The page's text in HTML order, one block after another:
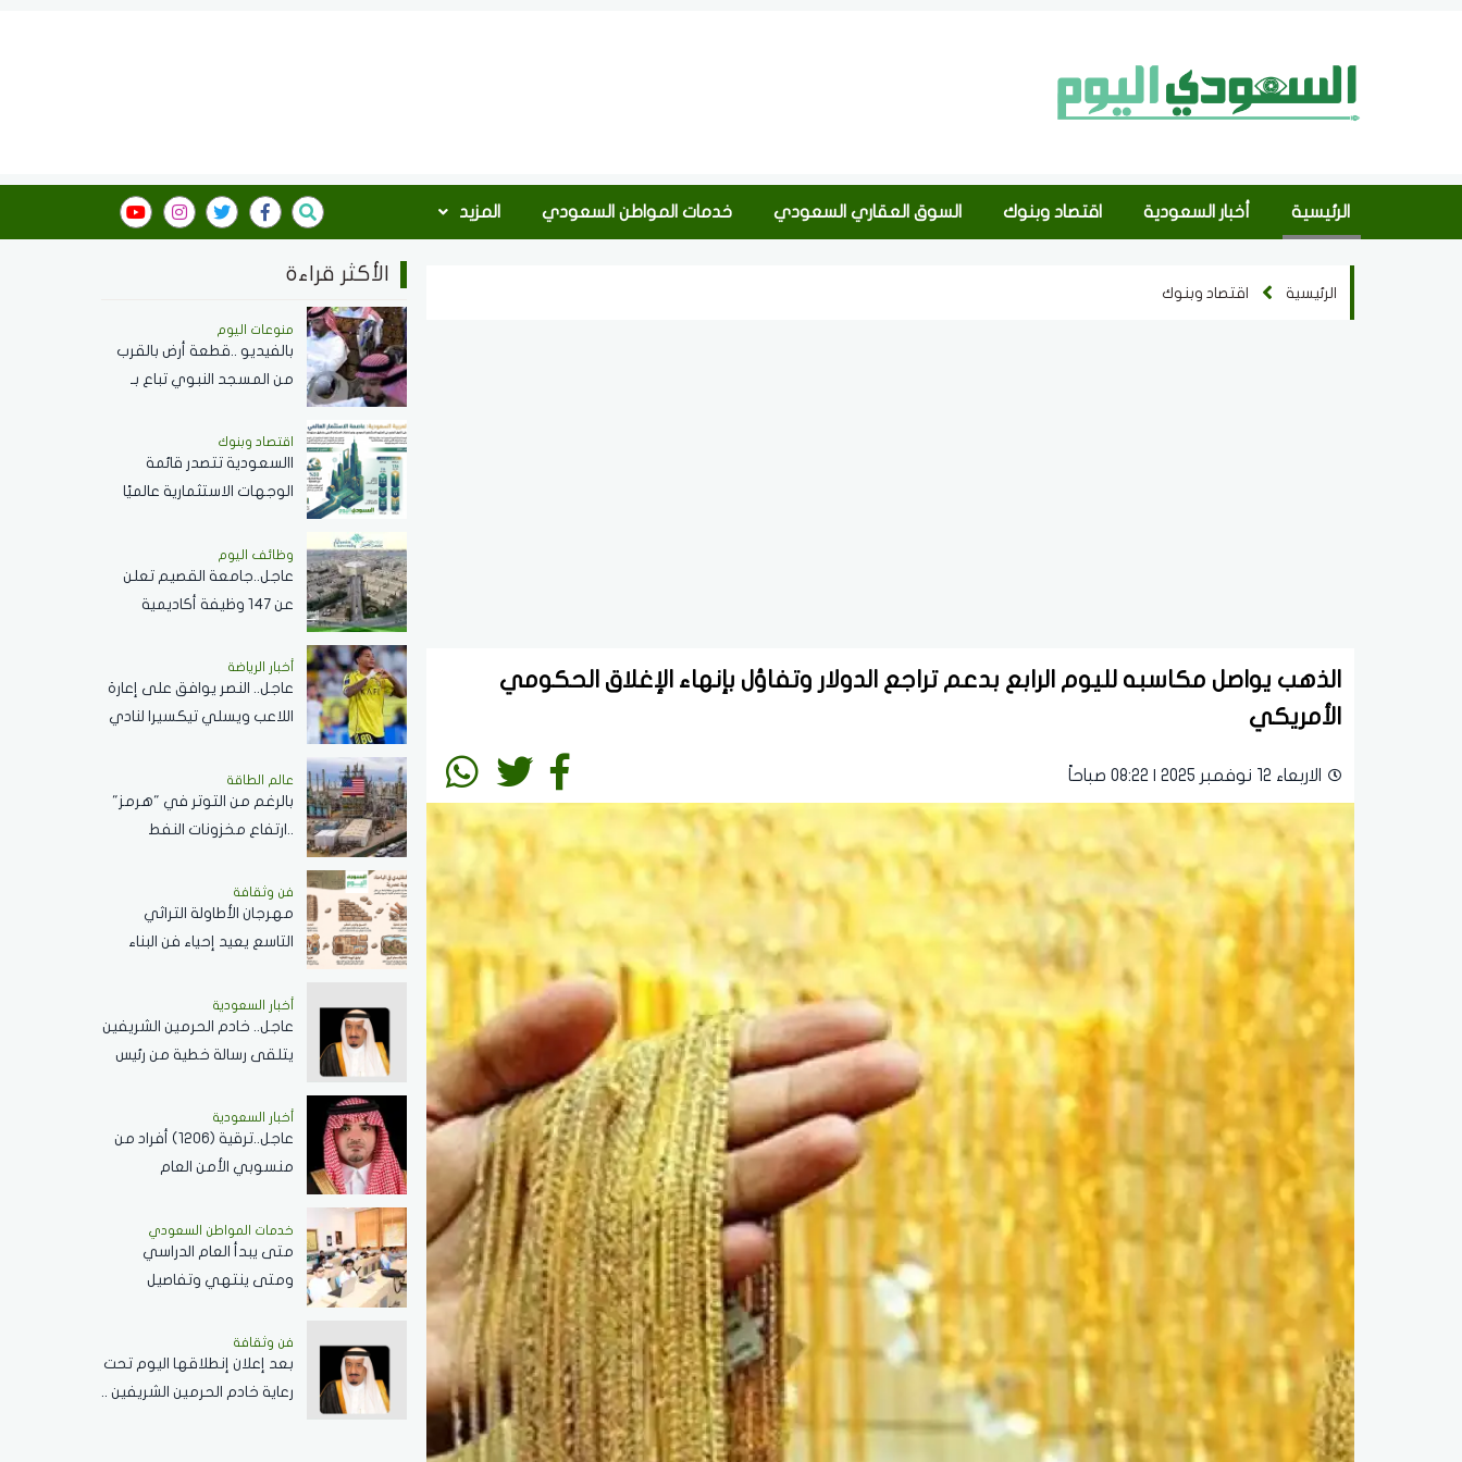
الرئيسية أخبار السعودية اقتصاد وبنوك السوق العقاري السعودي خدمات المواطن السعودي المزيد
الرئيسية اقتصاد وبنوك
الذهب يواصل مكاسبه لليوم الرابع بدعم تراجع الدولار وتفاؤل بإنهاء الإغلاق الحكومي
الأمريكي
الاربعاء 12 نوفمبر 2025 | 08:22 صباحاً
الأكثر قراءة
منوعات اليوم
بالفيديو ..قطعة أرض بالقرب
من المسجد النبوي تباع بـ
اقتصاد وبنوك
االسعودية تتصدر قائمة
الوجهات الاستثمارية عالميًا
الأجنبي المباشر خلال 2025
وظائف اليوم
عاجل..جامعة القصيم تعلن
عن 147 وظيفة أكاديمية
الجنسين..رابط التقديم
أخبار الرياضة
عاجل.. النصر يوافق على إعارة
اللاعب ويسلي تيكسيرا لنادي
واحد
عالم الطاقة
بالرغم من التوتر في "هرمز"
..ارتفاع مخزونات النفط
برميل
فن وثقافة
مهرجان الأطاولة التراثي
التاسع يعيد إحياء فن البناء
الهوية العمرانية للمنطقة
أخبار السعودية
عاجل.. خادم الحرمين الشريفين
يتلقى رسالة خطية من رئيس
العلاقات الثنائية
أخبار السعودية
عاجل..ترقية (1206) أفراد من
منسوبي الأمن العام
خدمات المواطن السعودي
‏متى يبدأ العام الدراسي
ومتى ينتهي وتفاصيل
فن وثقافة
بعد إعلان إنطلاقها اليوم تحت
رعاية خادم الحرمين الشريفين ..